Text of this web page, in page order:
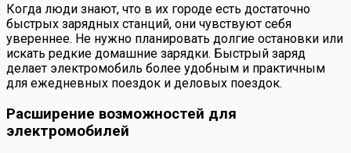
Когда люди знают, что в их городе есть достаточно
быстрых зарядных станций, они чувствуют себя
увереннее. Не нужно планировать долгие остановки или
искать редкие домашние зарядки. Быстрый заряд
делает электромобиль более удобным и практичным
для ежедневных поездок и деловых поездок.
Расширение возможностей для
электромобилей